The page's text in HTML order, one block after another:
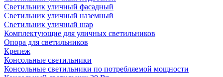
Светильник уличный фасадный
Светильник уличный наземный
Cветильник уличный шар
Комплектующие для уличных светильников
Опора для светильников
Крепеж
Консольные светильники
Консольные светильники по потребляемой мощности